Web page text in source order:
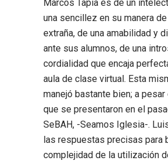
Marcos Tapia es de un
una sencillez en su manera
extraña, de una amabilidad y
ante sus alumnos, de una
cordialidad que encaja
aula de clase virtual. Esta
manejó bastante bien; a
que se presentaron en el
SeBAH, -Seamos Iglesia-.
las respuestas precisas para
complejidad de la utilización